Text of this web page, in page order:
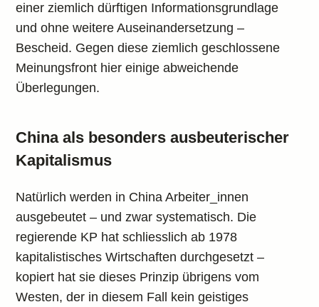
einer ziemlich dürftigen Informationsgrundlage
und ohne weitere Auseinandersetzung –
Bescheid. Gegen diese ziemlich geschlossene
Meinungsfront hier einige abweichende
Überlegungen.
China als besonders ausbeuterischer
Kapitalismus
Natürlich werden in China Arbeiter_innen
ausgebeutet – und zwar systematisch. Die
regierende KP hat schliesslich ab 1978
kapitalistisches Wirtschaften durchgesetzt –
kopiert hat sie dieses Prinzip übrigens vom
Westen, der in diesem Fall kein geistiges